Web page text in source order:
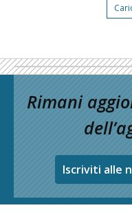
Rimani
Iscriviti alle